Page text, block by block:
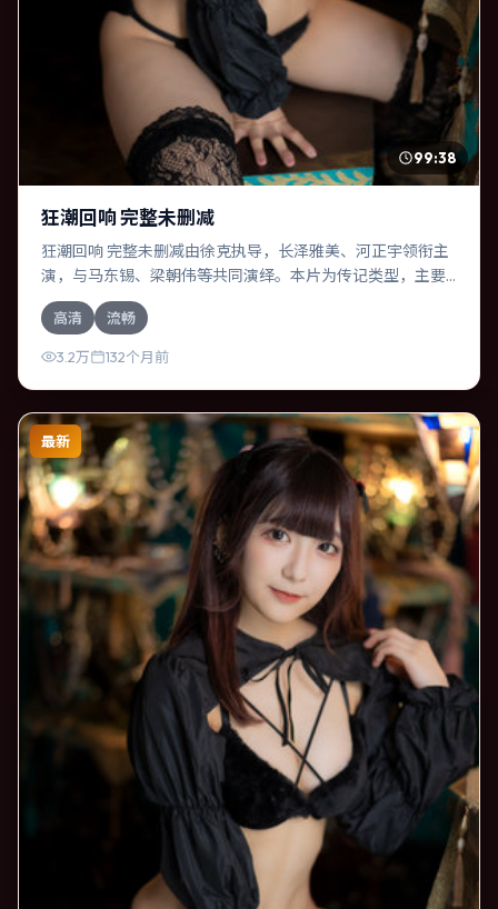
99:38
狂潮回响 完整未删减
狂潮回响 完整未删减由徐克执导，长泽雅美、河正宇领衔主
演，与马东锡、梁朝伟等共同演绎。本片为传记类型，主要
班底与取景来自意大利。时间循环困住主角，每一次醒来规
则都在改变。影片整体气质温暖，节奏紧凑，人物动机清
晰，适合喜欢强情节与细腻表演的观众。
高清 流畅
3.2万 132个月前
最新